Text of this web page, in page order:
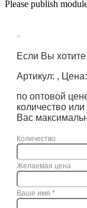
Please publish
×
Если Вы хотите
Артикул: ,
по оптовой
количество
Вас
Количество
Желаемая цена
Ваше имя *